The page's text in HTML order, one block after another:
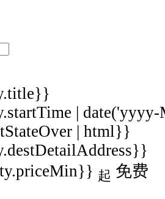
|
| html}}
起 免费